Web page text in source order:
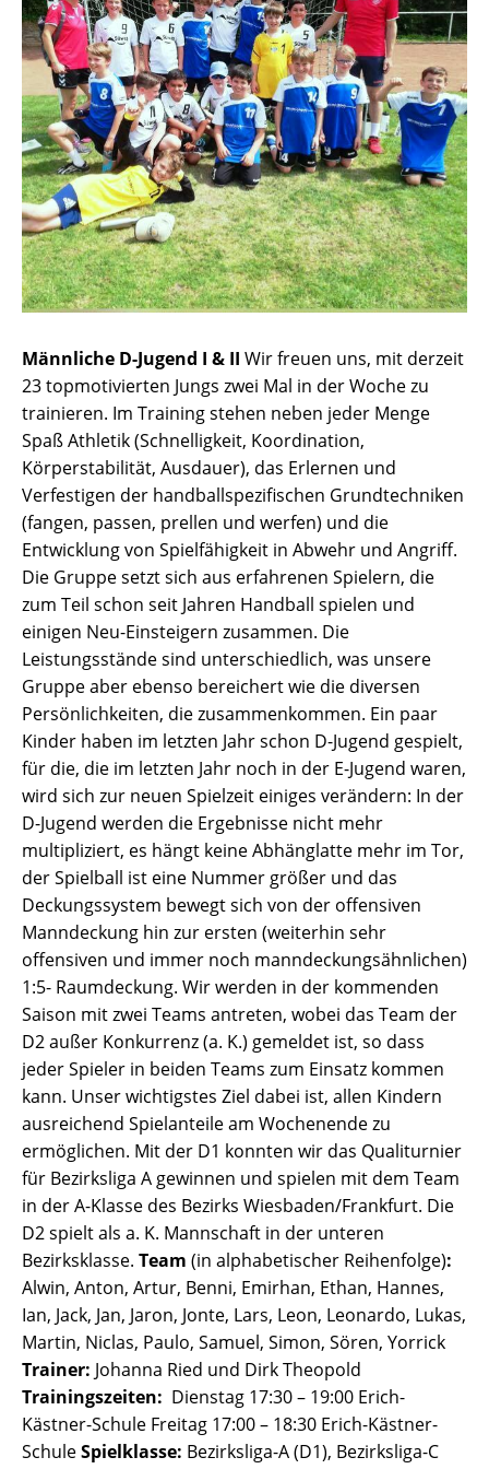
Männliche D-Jugend I & II Wir freuen uns, mit derzeit
23 topmotivierten Jungs zwei Mal in der Woche zu
trainieren. Im Training stehen neben jeder Menge
Spaß Athletik (Schnelligkeit, Koordination,
Körperstabilität, Ausdauer), das Erlernen und
Verfestigen der handballspezifischen Grundtechniken
(fangen, passen, prellen und werfen) und die
Entwicklung von Spielfähigkeit in Abwehr und Angriff.
Die Gruppe setzt sich aus erfahrenen Spielern, die
zum Teil schon seit Jahren Handball spielen und
einigen Neu-Einsteigern zusammen. Die
Leistungsstände sind unterschiedlich, was unsere
Gruppe aber ebenso bereichert wie die diversen
Persönlichkeiten, die zusammenkommen. Ein paar
Kinder haben im letzten Jahr schon D-Jugend gespielt,
für die, die im letzten Jahr noch in der E-Jugend waren,
wird sich zur neuen Spielzeit einiges verändern: In der
D-Jugend werden die Ergebnisse nicht mehr
multipliziert, es hängt keine Abhänglatte mehr im Tor,
der Spielball ist eine Nummer größer und das
Deckungssystem bewegt sich von der offensiven
Manndeckung hin zur ersten (weiterhin sehr
offensiven und immer noch manndeckungsähnlichen)
1:5- Raumdeckung. Wir werden in der kommenden
Saison mit zwei Teams antreten, wobei das Team der
D2 außer Konkurrenz (a. K.) gemeldet ist, so dass
jeder Spieler in beiden Teams zum Einsatz kommen
kann. Unser wichtigstes Ziel dabei ist, allen Kindern
ausreichend Spielanteile am Wochenende zu
ermöglichen. Mit der D1 konnten wir das Qualiturnier
für Bezirksliga A gewinnen und spielen mit dem Team
in der A-Klasse des Bezirks Wiesbaden/Frankfurt. Die
D2 spielt als a. K. Mannschaft in der unteren
Bezirksklasse. Team (in alphabetischer Reihenfolge):
Alwin, Anton, Artur, Benni, Emirhan, Ethan, Hannes,
Ian, Jack, Jan, Jaron, Jonte, Lars, Leon, Leonardo, Lukas,
Martin, Niclas, Paulo, Samuel, Simon, Sören, Yorrick
Trainer: Johanna Ried und Dirk Theopold
Trainingszeiten: Dienstag 17:30 – 19:00 Erich-
Kästner-Schule Freitag 17:00 – 18:30 Erich-Kästner-
SchuleSpielklasse: Bezirksliga-A (D1), Bezirksliga-C